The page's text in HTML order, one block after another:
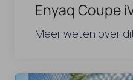
Enyaq Coupe
Meer weten over